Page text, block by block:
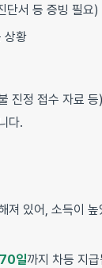
단서 등 증빙 필요)
상황
진정 접수 자료
다.
져 있어, 소득이
일까지 차등 지